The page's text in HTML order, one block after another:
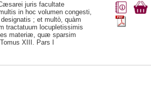
juris facultate
in hoc volumen congesti,
; et multò, quàm
tractatuum locupletissimis
materiæ, quæ sparsim
XIII. Pars I